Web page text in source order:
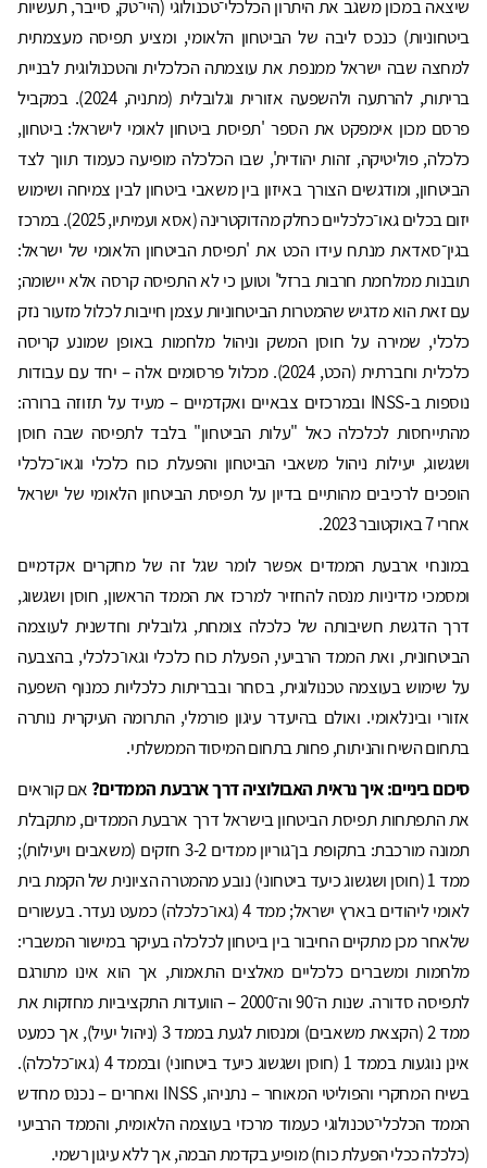
שיצאה במכון משגב את היתרון הכלכלי־טכנולוגי (היי־טק, סייבר, תעשיות
ביטחוניות) כנכס ליבה של הביטחון הלאומי, ומציע תפיסה מעצמתית
למחצה שבה ישראל ממנפת את עוצמתה הכלכלית והטכנולוגית לבניית
בריתות, להרתעה ולהשפעה אזורית וגלובלית (מתניה, 2024). במקביל
פרסם מכון אימפקט את הספר 'תפיסת ביטחון לאומי לישראל: ביטחון,
כלכלה, פוליטיקה, זהות יהודית', שבו הכלכלה מופיעה כעמוד תווך לצד
הביטחון, ומודגשים הצורך באיזון בין משאבי ביטחון לבין צמיחה ושימוש
יזום בכלים גאו־כלכליים כחלק מהדוקטרינה (אסא ועמיתיו, 2025). במרכז
בגין־סאדאת מנתח עידו הכט את 'תפיסת הביטחון הלאומי של ישראל:
תובנות ממלחמת חרבות ברזל' וטוען כי לא התפיסה קרסה אלא יישומה;
עם זאת הוא מדגיש שהמטרות הביטחוניות עצמן חייבות לכלול מזעור נזק
כלכלי, שמירה על חוסן המשק וניהול מלחמות באופן שמונע קריסה
כלכלית וחברתית (הכט, 2024). מכלול פרסומים אלה – יחד עם עבודות
נוספות ב‑INSS ובמרכזים צבאיים ואקדמיים – מעיד על תזוזה ברורה:
מהתייחסות לכלכלה כאל "עלות הביטחון" בלבד לתפיסה שבה חוסן
ושגשוג, יעילות ניהול משאבי הביטחון והפעלת כוח כלכלי וגאו־כלכלי
הופכים לרכיבים מהותיים בדיון על תפיסת הביטחון הלאומי של ישראל
אחרי 7 באוקטובר 2023.
במונחי ארבעת הממדים אפשר לומר שגל זה של מחקרים אקדמיים
ומסמכי מדיניות מנסה להחזיר למרכז את הממד הראשון, חוסן ושגשוג,
דרך הדגשת חשיבותה של כלכלה צומחת, גלובלית וחדשנית לעוצמה
הביטחונית, ואת הממד הרביעי, הפעלת כוח כלכלי וגאו־כלכלי, בהצבעה
על שימוש בעוצמה טכנולוגית, בסחר ובבריתות כלכליות כמנוף השפעה
אזורי ובינלאומי. ואולם בהיעדר עיגון פורמלי, התרומה העיקרית נותרה
בתחום השיח והניתוח, פחות בתחום המיסוד הממשלתי.
סיכום ביניים: איך נראית האבולוציה דרך ארבעת הממדים? אם קוראים
את התפתחות תפיסת הביטחון בישראל דרך ארבעת הממדים, מתקבלת
תמונה מורכבת: בתקופת בן־גוריון ממדים 3-2 חזקים (משאבים ויעילות);
ממד 1 (חוסן ושגשוג כיעד ביטחוני) נובע מהמטרה הציונית של הקמת בית
לאומי ליהודים בארץ ישראל; ממד 4 (גאו־כלכלה) כמעט נעדר. בעשורים
שלאחר מכן מתקיים החיבור בין ביטחון לכלכלה בעיקר במישור המשברי:
מלחמות ומשברים כלכליים מאלצים התאמות, אך הוא אינו מתורגם
לתפיסה סדורה. שנות ה־90 וה־2000 – הוועדות התקציביות מחזקות את
ממד 2 (הקצאת משאבים) ומנסות לגעת בממד 3 (ניהול יעיל), אך כמעט
אינן נוגעות בממד 1 (חוסן ושגשוג כיעד ביטחוני) ובממד 4 (גאו־כלכלה).
בשיח המחקרי והפוליטי המאוחר – נתניהו, INSS ואחרים – נכנס מחדש
הממד הכלכלי־טכנולוגי כעמוד מרכזי בעוצמה הלאומית, והממד הרביעי
(כלכלה ככלי הפעלת כוח) מופיע בקדמת הבמה, אך ללא עיגון רשמי.